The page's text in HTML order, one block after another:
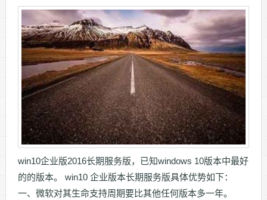
win10企业版2016长期服务版，已知windows 10版本中最好
的的版本。 win10 企业版本长期服务版具体优势如下：
一、微软对其生命支持周期要比其他任何版本多一年。